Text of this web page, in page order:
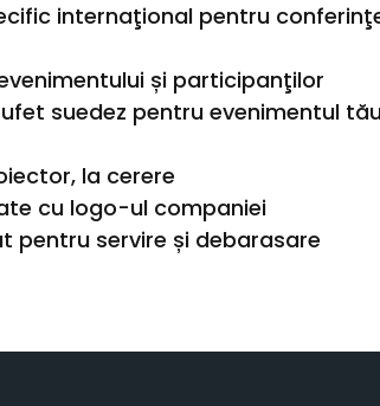
internaţional pentru
și participanţilor
suedez pentru evenimentul
la cerere
cu logo-ul companiei
pentru servire și debarasare